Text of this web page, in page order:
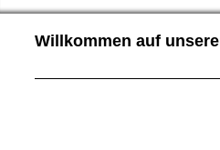
Willkommen auf